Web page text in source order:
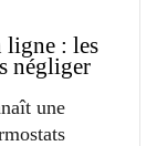
ligne : les
négliger
une